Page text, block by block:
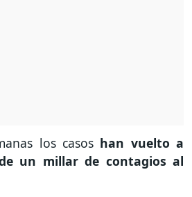
los casos han vuelto a
un millar de contagios al